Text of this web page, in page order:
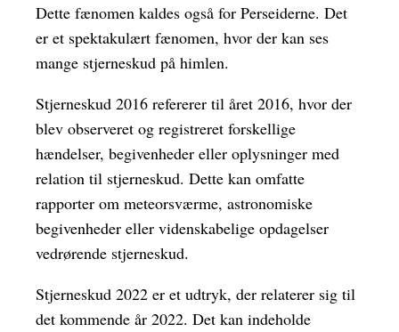
Dette fænomen kaldes også for Perseiderne. Det
er et spektakulært fænomen, hvor der kan ses
mange stjerneskud på himlen.
Stjerneskud 2016 refererer til året 2016, hvor der
blev observeret og registreret forskellige
hændelser, begivenheder eller oplysninger med
relation til stjerneskud. Dette kan omfatte
rapporter om meteorsværme, astronomiske
begivenheder eller videnskabelige opdagelser
vedrørende stjerneskud.
Stjerneskud 2022 er et udtryk, der relaterer sig til
det kommende år 2022. Det kan indeholde